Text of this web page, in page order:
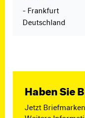
- Frankfurt
Deutschland
Haben Sie
Jetzt